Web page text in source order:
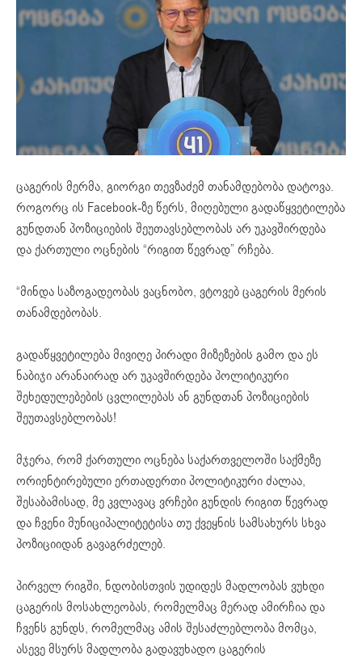
ცაგერის მერმა, გიორგი თევზაძემ თანამდებობა დატოვა.
როგორც ის Facebook-ზე წერს, მიღებული გადაწყვეტილება
გუნდთან პოზიციების შეუთავსებლობას არ უკავშირდება
და ქართული ოცნების “რიგით წევრად” რჩება.
“მინდა საზოგადეობას ვაცნობო, ვტოვებ ცაგერის მერის
თანამდებობას.
გადაწყვეტილება მივიღე პირადი მიზეზების გამო და ეს
ნაბიჯი არანაირად არ უკავშირდება პოლიტიკური
შეხედულებების ცვლილებას ან გუნდთან პოზიციების
შეუთავსებლობას!
მჯერა, რომ ქართული ოცნება საქართველოში საქმეზე
ორიენტირებული ერთადერთი პოლიტიკური ძალაა,
შესაბამისად, მე კვლავაც ვრჩები გუნდის რიგით წევრად
და ჩვენი მუნიციპალიტეტისა თუ ქვეყნის სამსახურს სხვა
პოზიციიდან გავაგრძელებ.
პირველ რიგში, ნდობისთვის უდიდეს მადლობას ვუხდი
ცაგერის მოსახლეობას, რომელმაც მერად ამირჩია და
ჩვენს გუნდს, რომელმაც ამის შესაძლებლობა მომცა,
ასევე მსურს მადლობა გადავუხადო ცაგერის